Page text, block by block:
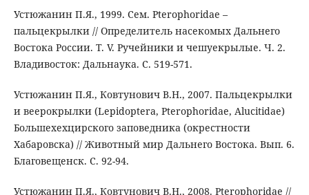
Устюжанин П.Я., 1999. Сем. Pterophoridae –
пальцекрылки // Определитель насекомых Дальнего
Востока России. Т. V. Ручейники и чешуекрылые. Ч. 2.
Владивосток: Дальнаука. С. 519-571.
Устюжанин П.Я., Ковтунович В.Н., 2007. Пальцекрылки
и веерокрылки (Lepidoptera, Pterophoridae, Alucitidae)
Большехехцирского заповедника (окрестности
Хабаровска) // Животный мир Дальнего Востока. Вып. 6.
Благовещенск. С. 92-94.
Устюжанин П.Я., Ковтунович В.Н., 2008. Pterophoridae //